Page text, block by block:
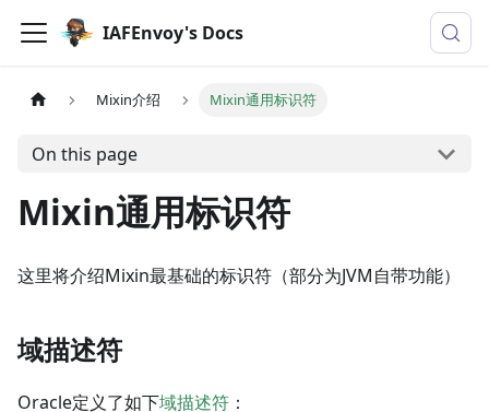
IAFEnvoy's Docs
Mixin介绍 Mixin通用标识符
On this page
Mixin通用标识符
这里将介绍Mixin最基础的标识符（部分为JVM自带功能）
域描述符
Oracle定义了如下域描述符 ：